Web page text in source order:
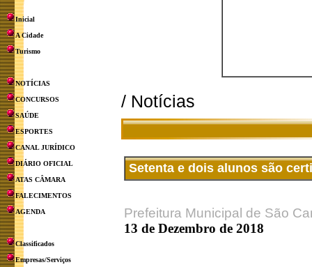
Inicial
A Cidade
Turismo
NOTÍCIAS
CONCURSOS
SAÚDE
ESPORTES
CANAL JURÍDICO
DIÁRIO OFICIAL
ATAS CÂMARA
FALECIMENTOS
AGENDA
Classificados
Empresas/Serviços
/ Notícias
Setenta e dois alunos são
Prefeitura Municipal de São
13 de Dezembro de 2018